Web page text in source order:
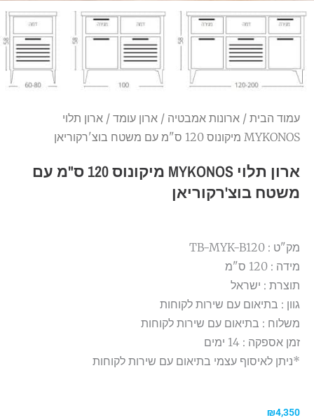
עמוד הבית / ארונות אמבטיה / ארון עומד / ארון תלוי
MYKONOS מיקונוס 120 ס"מ עם משטח בוצ'רקוריאן
ארון תלוי MYKONOS מיקונוס 120 ס"מ עם
משטח בוצ'רקוריאן
מק"ט : TB-MYK-B120
מידה : 120 ס"מ
תוצרת : ישראל
גוון : בתיאום עם שירות לקוחות
משלוח : בתיאום עם שירות לקוחות
זמן אספקה : 14 ימים
*ניתן לאיסוף עצמי בתיאום עם שירות לקוחות
₪4,350